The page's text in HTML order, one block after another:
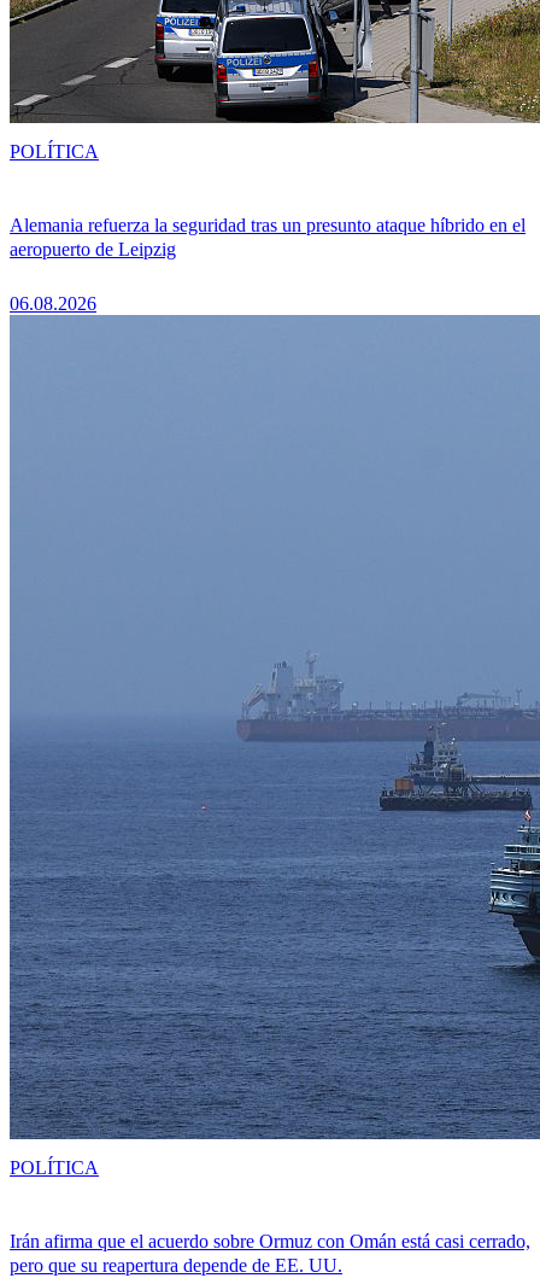
Alemania refuerza la seguridad tras un presunto ataque híbrido en el
aeropuerto de Leipzig
06.08.2026
POLÍTICA
Irán afirma que el acuerdo sobre Ormuz con Omán está casi cerrado,
pero que su reapertura depende de EE. UU.
POLÍTICA